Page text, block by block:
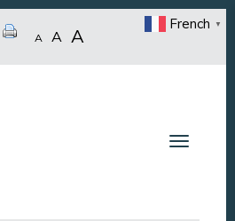
A A A
French ▼
Toggle